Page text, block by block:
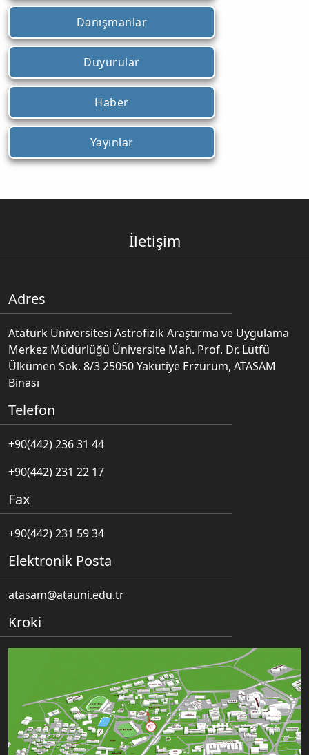
Danışmanlar
Duyurular
Haber
Yayınlar
İletişim
Adres
Atatürk Üniversitesi Astrofizik Araştırma ve Uygulama
Merkez Müdürlüğü Üniversite Mah. Prof. Dr. Lütfü
Ülkümen Sok. 8/3 25050 Yakutiye Erzurum, ATASAM
Binası
Telefon
+90(442) 236 31 44
+90(442) 231 22 17
Fax
+90(442) 231 59 34
Elektronik Posta
atasam@atauni.edu.tr
Kroki